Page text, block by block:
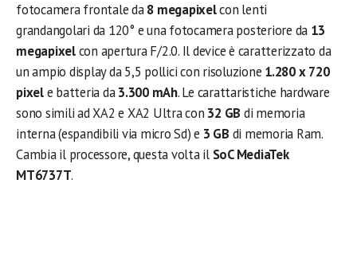
fotocamera frontale da8 megapixelcon lenti
grandangolari da 120° e una fotocamera posteriore da 13
megapixelcon apertura F/2.0. Il device è caratterizzato da
un ampio display da 5,5 pollici con risoluzione 1.280 x 720
pixele batteria da3.300 mAh. Le carattaristiche hardware
sono simili ad XA2 e XA2 Ultra con 32 GB di memoria
interna (espandibili via micro Sd) e 3 GB di memoria Ram.
Cambia il processore, questa volta il SoC MediaTek
MT6737T.